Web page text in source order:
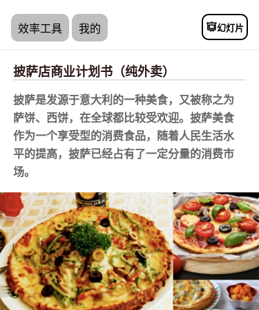
效率工具 我的 幻灯片
披萨店商业计划书（纯外卖）
披萨是发源于意大利的一种美食，又被称之为
萨饼、西饼，在全球都比较受欢迎。披萨美食
作为一个享受型的消费食品，随着人民生活水
平的提高，披萨已经占有了一定分量的消费市
场。